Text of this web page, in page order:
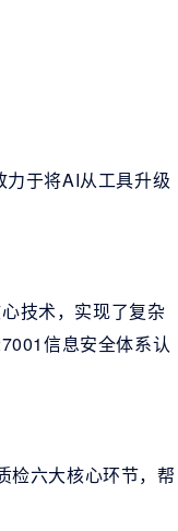
力于将AI从工具升级
技术，实现了复杂
信息安全体系认
检六大核心环节，帮